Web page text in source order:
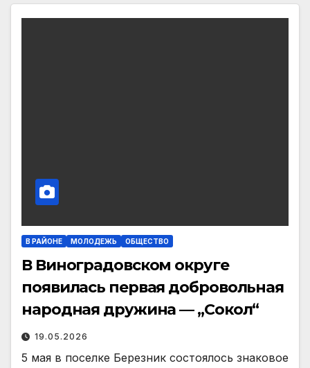
В РАЙОНЕ МОЛОДЕЖЬ ОБЩЕСТВО
В Виноградовском округе
появилась первая добровольная
народная дружина — „Сокол“
19.05.2026
5 мая в поселке Берез­ник состоялось знаковое